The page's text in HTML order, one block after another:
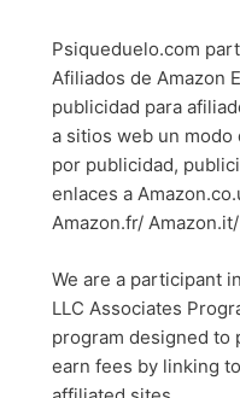
Psiqueduelo.com
Afiliados de Amazon
publicidad para
a sitios web un
por publicidad,
enlaces a
Amazon.fr/
We are a participant
LLC Associates
program designed to
earn fees by linking